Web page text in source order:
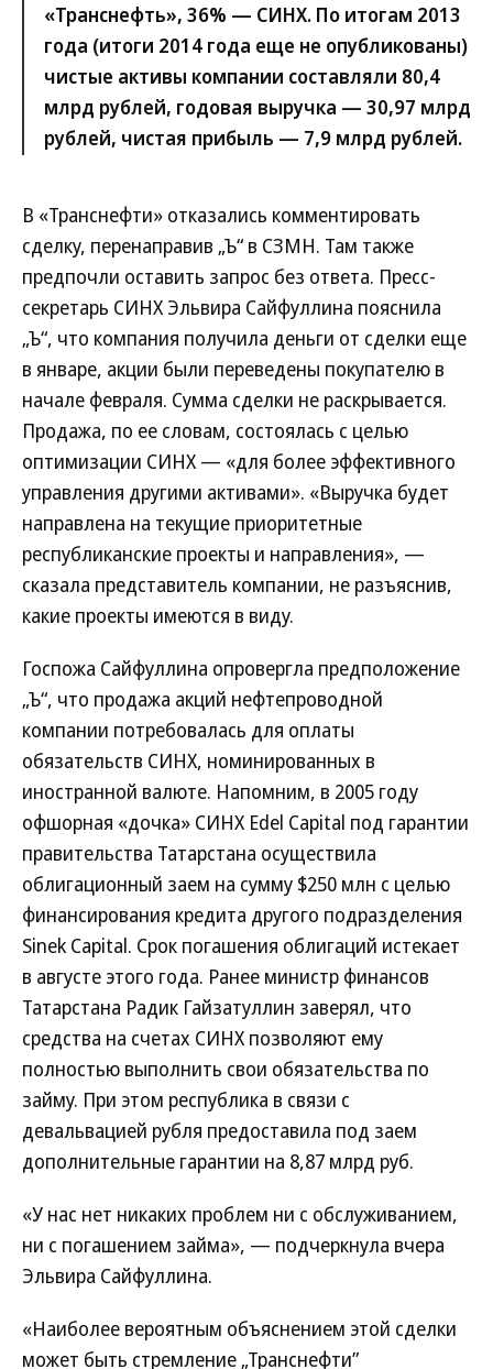
«Транснефть», 36% — СИНХ. По итогам 2013
года (итоги 2014 года еще не опубликованы)
чистые активы компании составляли 80,4
млрд рублей, годовая выручка — 30,97 млрд
рублей, чистая прибыль — 7,9 млрд рублей.
В «Транснефти» отказались комментировать
сделку, перенаправив „Ъ“ в СЗМН. Там также
предпочли оставить запрос без ответа. Пресс-
секретарь СИНХ Эльвира Сайфуллина пояснила
„Ъ“, что компания получила деньги от сделки еще
в январе, акции были переведены покупателю в
начале февраля. Сумма сделки не раскрывается.
Продажа, по ее словам, состоялась с целью
оптимизации СИНХ — «для более эффективного
управления другими активами». «Выручка будет
направлена на текущие приоритетные
республиканские проекты и направления», —
сказала представитель компании, не разъяснив,
какие проекты имеются в виду.
Госпожа Сайфуллина опровергла предположение
„Ъ“, что продажа акций нефтепроводной
компании потребовалась для оплаты
обязательств СИНХ, номинированных в
иностранной валюте. Напомним, в 2005 году
офшорная «дочка» СИНХ Edel Capital под гарантии
правительства Татарстана осуществила
облигационный заем на сумму $250 млн с целью
финансирования кредита другого подразделения
Sinek Capital. Срок погашения облигаций истекает
в августе этого года. Ранее министр финансов
Татарстана Радик Гайзатуллин заверял, что
средства на счетах СИНХ позволяют ему
полностью выполнить свои обязательства по
займу. При этом республика в связи с
девальвацией рубля предоставила под заем
дополнительные гарантии на 8,87 млрд руб.
«У нас нет никаких проблем ни с обслуживанием,
ни с погашением займа», — подчеркнула вчера
Эльвира Сайфуллина.
«Наиболее вероятным объяснением этой сделки
может быть стремление „Транснефти”